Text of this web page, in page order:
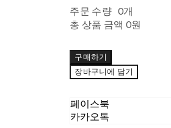
주문 수량 0개
총 상품 금액 0원
구매하기
장바구니에 담기
페이스북
카카오톡